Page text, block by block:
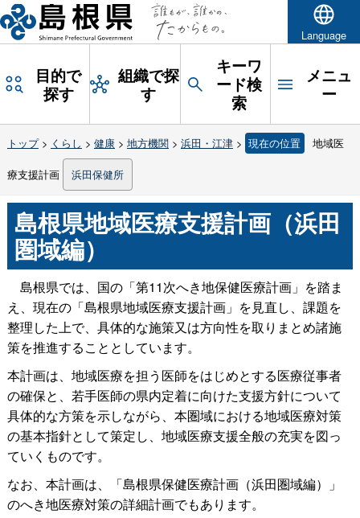
Language
目的で
探す
組織で探
す
キーワ
ード検
索
メニュ
ー
トップ> くらし > 健康> 地方機関> 浜田・江津> 現在の位置 地域医
療支援計画 浜田保健所
島根県地域医療支援計画（浜田
圏域編）
島根県では、国の「第11次へき地保健医療計画」を踏ま
え、現在の「島根県地域医療支援計画」を見直し、課題を
整理した上で、具体的な施策又は方向性を取りまとめ諸施
策を推進することとしています。
本計画は、地域医療を担う医師をはじめとする医療従事者
の確保と、若手医師の県内定着に向けた支援方針について
具体的な方策を示しながら、本圏域における地域医療対策
の基本指針として策定し、地域医療支援全般の充実を図っ
ていくものです。
なお、本計画は、「島根県保健医療計画（浜田圏域編）」
のへき地医療対策の詳細計画でもあります。